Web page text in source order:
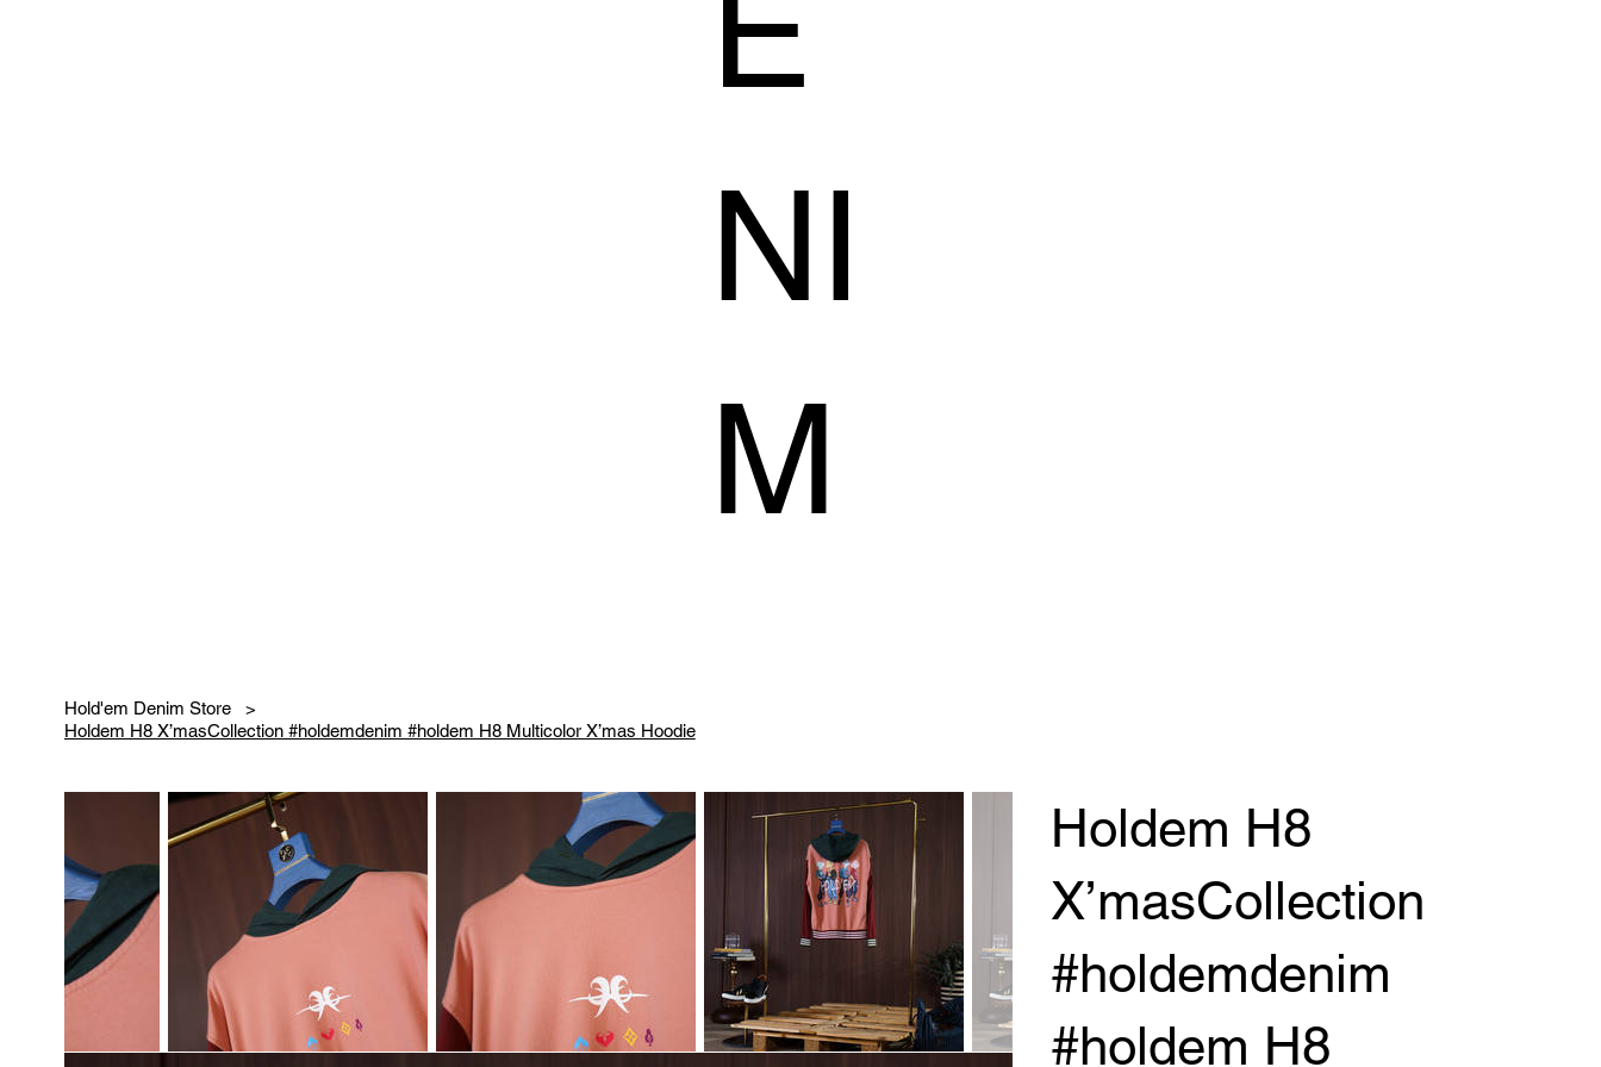
NI
M
Hold'em Denim Store
>
Holdem H8 X’masCollection #holdemdenim #holdem H8 Multicolor X’mas Hoodie
Holdem H8
X’masCollection
#holdemdenim
#holdem H8